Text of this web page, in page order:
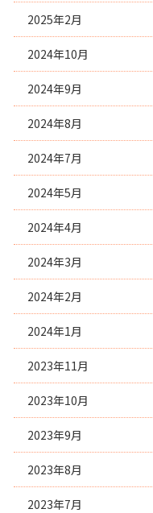
2025年2月
2024年10月
2024年9月
2024年8月
2024年7月
2024年5月
2024年4月
2024年3月
2024年2月
2024年1月
2023年11月
2023年10月
2023年9月
2023年8月
2023年7月